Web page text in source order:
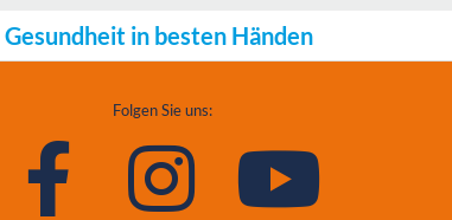
in besten Händen
Folgen Sie uns: